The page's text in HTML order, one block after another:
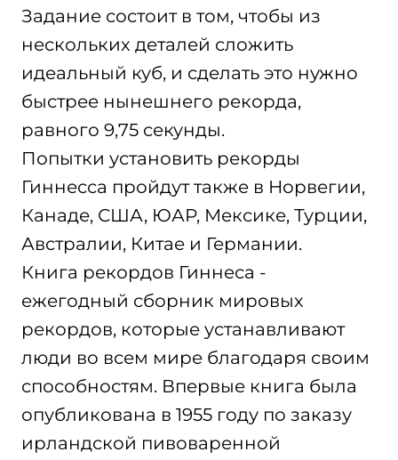
Задание состоит в том, чтобы из
нескольких деталей сложить
идеальный куб, и сделать это нужно
быстрее нынешнего рекорда,
равного 9,75 секунды.
Попытки установить рекорды
Гиннесса пройдут также в Норвегии,
Канаде, США, ЮАР, Мексике, Турции,
Австралии, Китае и Германии.
Книга рекордов Гиннеса -
ежегодный сборник мировых
рекордов, которые устанавливают
люди во всем мире благодаря своим
способностям. Впервые книга была
опубликована в 1955 году по заказу
ирландской пивоваренной